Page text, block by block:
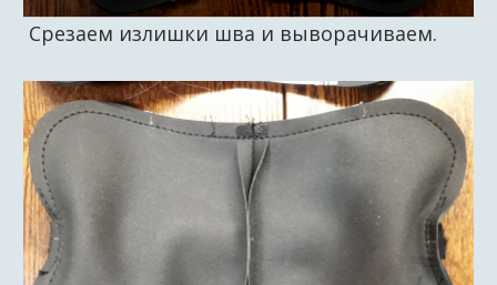
Срезаем излишки шва и выворачиваем.